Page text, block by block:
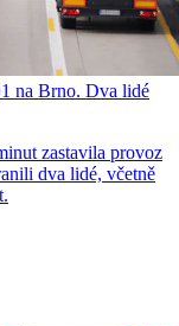
na Brno. Dva lidé
zastavila provoz
dva lidé, včetně